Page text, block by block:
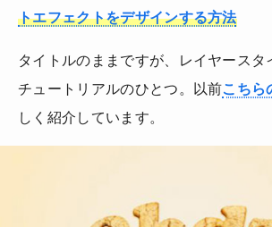
トエフェクトをデザインする方法
タイトルのままですが、レイヤース
チュートリアルのひとつ。以前こちら
しく紹介しています。